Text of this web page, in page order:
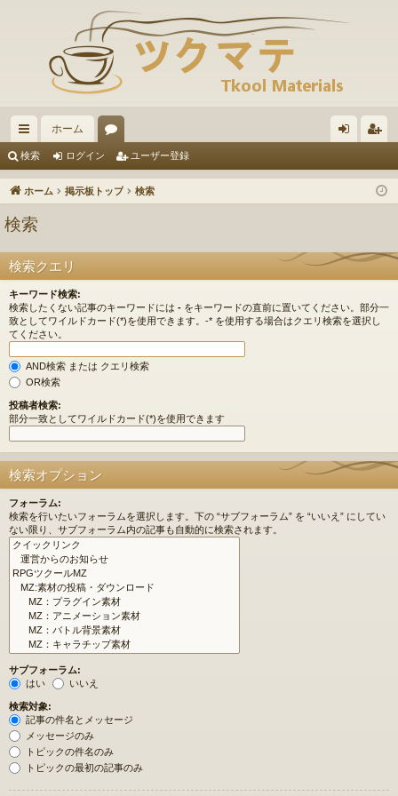
イ
ッ
リ
ン
ホーム
ー イ ザ
録
検索 ログイン ユーザー登録
ホーム 掲示板トップ 検索
検索
検索クエリ
キーワード検索:
検索したくない記事のキーワードには - をキーワードの直前に置いてください。部分一
致としてワイルドカード(*)を使用できます。-* を使用する場合はクエリ検索を選択し
てください。
AND検索 または クエリ検索
OR検索
投稿者検索:
部分一致としてワイルドカード(*)を使用できます
検索オプション
フォーラム:
検索を行いたいフォーラムを選択します。下の “サブフォーラム” を “いいえ” にしてい
ない限り、サブフォーラム内の記事も自動的に検索されます。
サブフォーラム:
はい
いいえ
検索対象:
記事の件名とメッセージ
メッセージのみ
トピックの件名のみ
トピックの最初の記事のみ